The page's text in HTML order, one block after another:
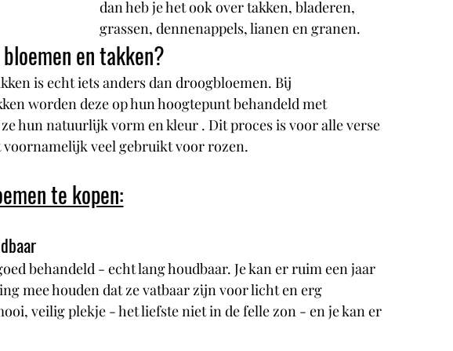
dan heb je het ook over takken, bladeren,
grassen, dennenappels, lianen en granen.
en takken?
is echt iets anders dan droogbloemen. Bij
worden deze op hun hoogtepunt behandeld met
hun natuurlijk vorm en kleur . Dit proces is voor alle verse
veel gebruikt voor rozen.
te kopen:
behandeld - echt lang houdbaar. Je kan er ruim een jaar
mee houden dat ze vatbaar zijn voor licht en erg
veilig plekje - het liefste niet in de felle zon - en je kan er